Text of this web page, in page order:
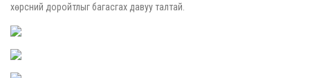
хөрсний доройтлыг багасгах давуу талтай.